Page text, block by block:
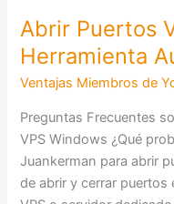
Abrir Puertos
Herramienta
Ventajas Miembros de
Preguntas Frecuentes
VPS Windows ¿Qué
Juankerman para abrir
de abrir y cerrar puertos
Abrir
Puertos
VPS
Windows:
Herramienta
Automática
1
Clic